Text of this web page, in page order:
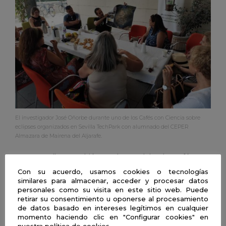
El investigador José Oñorbe durante uno de los Cafés con Ciencia sobre
eclipses organizados en Sevilla TechPark con alumnado del CEPER
Almazara de Mairena del Aljarafe.
Junto a ellos, también se han celebrado Cafés con
Ciencia temáticos, como el organizado sobre la salud
mental, coincidiendo con la efeméride del Día Mundial de
la Salud Mental, un encuentro celebrado en la
Tecnoincubadora Marie Curie, enSevilla TechParky en el
que participaron estudiantes de Secundaria y
Bachillerato. También se ha celebrado un Café con
Con su acuerdo, usamos cookies o tecnologías
similares para almacenar, acceder y procesar datos
personales como su visita en este sitio web. Puede
retirar su consentimiento u oponerse al procesamiento
de datos basado en intereses legítimos en cualquier
momento haciendo clic en "Configurar cookies" en